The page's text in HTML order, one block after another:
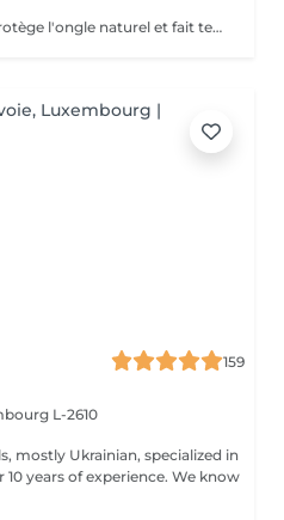
Gainage =base renforcé qui protège l'ongle naturel et fait tenir plus longtemps . Semi-permanente =couleur qui tient 3-4semaines
159
L-2610
mostly Ukrainian, specialized in
of experience. We know